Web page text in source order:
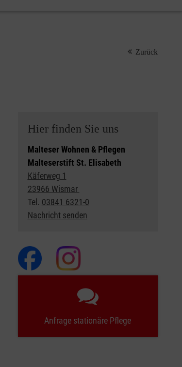
Zurück
Hier finden Sie uns
Malteser Wohnen & Pflegen
Malteserstift St. Elisabeth
Käferweg 1
23966 Wismar
Tel. 03841 6321-0
Nachricht senden
Anfrage stationäre Pflege